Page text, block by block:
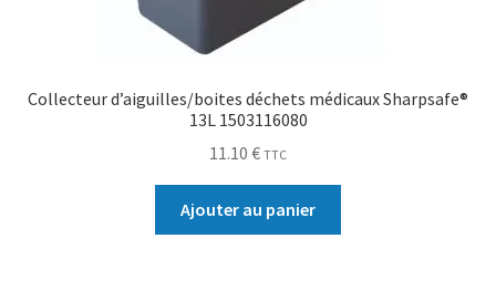
Collecteur d’aiguilles/boites déchets médicaux Sharpsafe®
13L 1503116080
11.10 € TTC
Ajouter au panier